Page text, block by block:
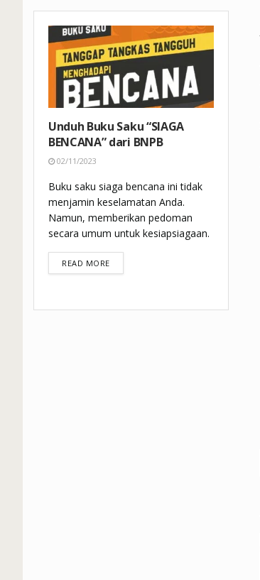
Unduh Buku Saku “SIAGA
BENCANA” dari BNPB
02/11/2023
Buku saku siaga bencana ini tidak
menjamin keselamatan Anda.
Namun, memberikan pedoman
secara umum untuk kesiapsiagaan.
READ MOREDETAILS